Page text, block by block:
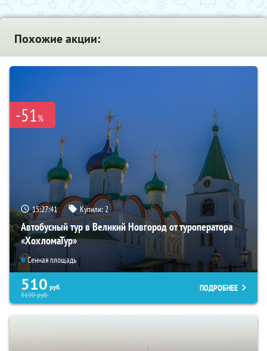
Похожие акции:
-51%
15:27:40 Купили:2
Автобусный тур в Великий Новгород от туроператора
«ХохломаТур»
Сенная площадь
510 руб.
5190руб.
ПОДРОБНЕЕ